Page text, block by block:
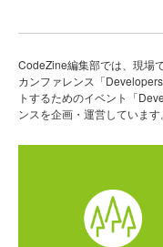
CodeZine編集部では、現場
カンファレンス「
トするためのイベント「
ンスを企画・運営しています。